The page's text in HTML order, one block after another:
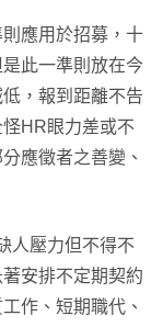
應用於招募，十
此一準則放在今
，報到距離不告
HR眼力差或不
應徵者之善變、
人壓力但不得不
安排不定期契約
作、短期職代、